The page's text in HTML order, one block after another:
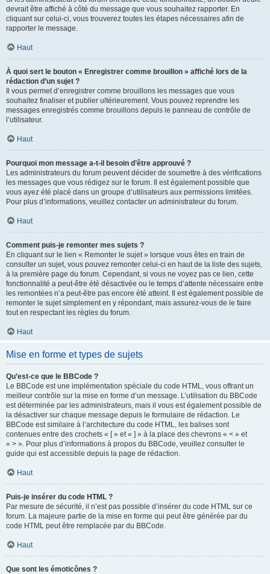
devrait être affiché à côté du message que vous souhaitez rapporter. En
cliquant sur celui-ci, vous trouverez toutes les étapes nécessaires afin de
rapporter le message.
Haut
À quoi sert le bouton « Enregistrer comme brouillon » affiché lors de la
rédaction d’un sujet ?
Il vous permet d’enregistrer comme brouillons les messages que vous
souhaitez finaliser et publier ultérieurement. Vous pouvez reprendre les
messages enregistrés comme brouillons depuis le panneau de contrôle de
l’utilisateur.
Haut
Pourquoi mon message a-t-il besoin d’être approuvé ?
Les administrateurs du forum peuvent décider de soumettre à des vérifications
les messages que vous rédigez sur le forum. Il est également possible que
vous ayez été placé dans un groupe d’utilisateurs aux permissions limitées.
Pour plus d’informations, veuillez contacter un administrateur du forum.
Haut
Comment puis-je remonter mes sujets ?
En cliquant sur le lien « Remonter le sujet » lorsque vous êtes en train de
consulter un sujet, vous pouvez remonter celui-ci en haut de la liste des sujets,
à la première page du forum. Cependant, si vous ne voyez pas ce lien, cette
fonctionnalité a peut-être été désactivée ou le temps d’attente nécessaire entre
les remontées n’a peut-être pas encore été atteint. Il est également possible de
remonter le sujet simplement en y répondant, mais assurez-vous de le faire
tout en respectant les règles du forum.
Haut
Mise en forme et types de sujets
Qu’est-ce que le BBCode ?
Le BBCode est une implémentation spéciale du code HTML, vous offrant un
meilleur contrôle sur la mise en forme d’un message. L’utilisation du BBCode
est déterminée par les administrateurs, mais il vous est également possible de
la désactiver sur chaque message depuis le formulaire de rédaction. Le
BBCode est similaire à l’architecture du code HTML, les balises sont
contenues entre des crochets « [ » et « ] » à la place des chevrons « < » et
« > ». Pour plus d’informations à propos du BBCode, veuillez consulter le
guide qui est accessible depuis la page de rédaction.
Haut
Puis-je insérer du code HTML ?
Par mesure de sécurité, il n’est pas possible d’insérer du code HTML sur ce
forum. La majeure partie de la mise en forme qui peut être générée par du
code HTML peut être remplacée par du BBCode.
Haut
Que sont les émoticônes ?